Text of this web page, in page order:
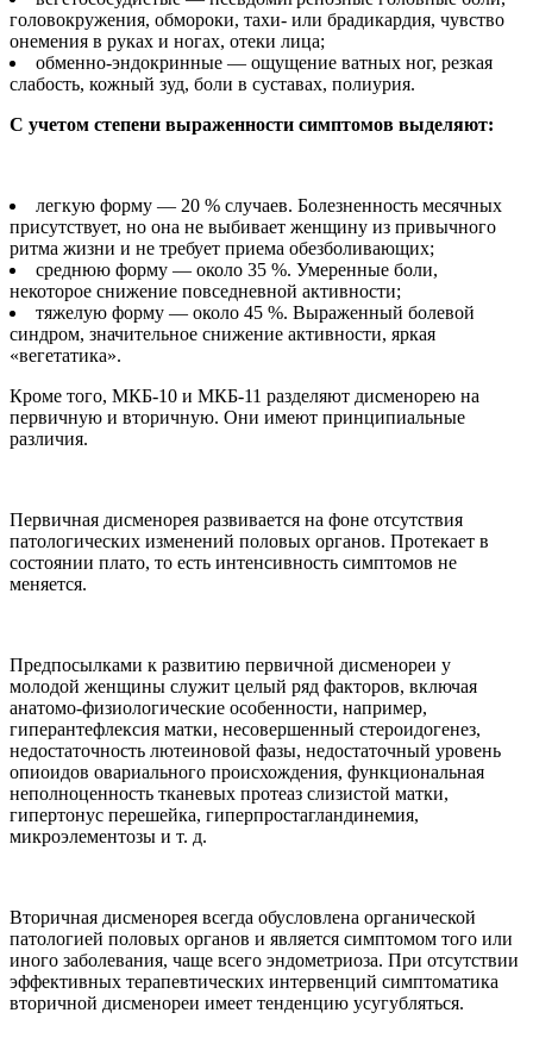
головокружения, обмороки, тахи- или брадикардия, чувство
онемения в руках и ногах, отеки лица;
обменно-эндокринные — ощущение ватных ног, резкая
слабость, кожный зуд, боли в суставах, полиурия.
С учетом степени выраженности симптомов выделяют:
легкую форму — 20 % случаев. Болезненность месячных
присутствует, но она не выбивает женщину из привычного
ритма жизни и не требует приема обезболивающих;
среднюю форму — около 35 %. Умеренные боли,
некоторое снижение повседневной активности;
тяжелую форму — около 45 %. Выраженный болевой
синдром, значительное снижение активности, яркая
«вегетатика».
Кроме того, МКБ-10 и МКБ-11 разделяют дисменорею на
первичную и вторичную. Они имеют принципиальные
различия.
Первичная дисменорея развивается на фоне отсутствия
патологических изменений половых органов. Протекает в
состоянии плато, то есть интенсивность симптомов не
меняется.
Предпосылками к развитию первичной дисменореи у
молодой женщины служит целый ряд факторов, включая
анатомо-физиологические особенности, например,
гиперантефлексия матки, несовершенный стероидогенез,
недостаточность лютеиновой фазы, недостаточный уровень
опиоидов овариального происхождения, функциональная
неполноценность тканевых протеаз слизистой матки,
гипертонус перешейка, гиперпростагландинемия,
микроэлементозы и т. д.
Вторичная дисменорея всегда обусловлена органической
патологией половых органов и является симптомом того или
иного заболевания, чаще всего эндометриоза. При отсутствии
эффективных терапевтических интервенций симптоматика
вторичной дисменореи имеет тенденцию усугубляться.